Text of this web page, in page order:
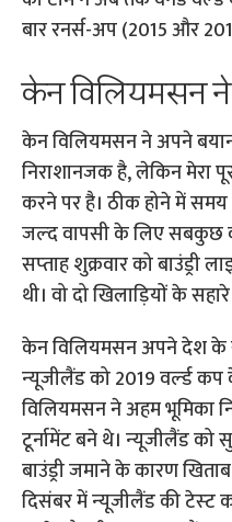
बार रनर्स-अप (2015 और
केन विलियमसन
केन विलियमसन ने अपने बयान
निराशानजक है, लेकिन मेरा
करने पर है। ठीक होने में
जल्‍द वापसी के लिए सबकुछ
सप्‍ताह शुक्रवार को
थी। वो दो खिलाड़‍ियों के
केन विलियमसन अपने देश के
न्‍यूजीलैंड को 2019 वर्ल्‍ड
विलियमसन ने अहम भूमिका
टूर्नामेंट बने थे। न्‍यूजीलैंड को
बाउंड्री जमाने के कारण
दिसंबर में न्‍यूजीलैंड की टेस्‍ट